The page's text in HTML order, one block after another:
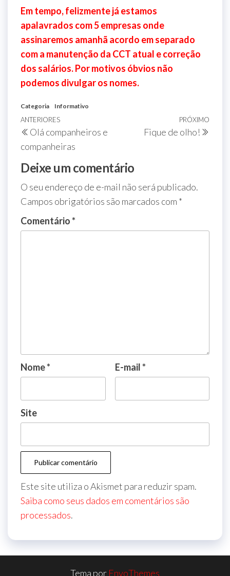
Em tempo, felizmente já estamos
apalavrados com 5 empresas onde
assinaremos amanhã acordo em separado
com a manutenção da CCT atual e correção
dos salários. Por motivos óbvios não
podemos divulgar os nomes.
Categoria Informativo
ANTERIORES
Olá companheiros e
companheiras
PRÓXIMO
Fique de olho!
Deixe um comentário
O seu endereço de e-mail não será publicado.
Campos obrigatórios são marcados com *
Comentário*
Nome* E-mail*
Site
Este site utiliza o Akismet para reduzir spam.
Saiba como seus dados em comentários são
processados.
Tema por EnvoThemes